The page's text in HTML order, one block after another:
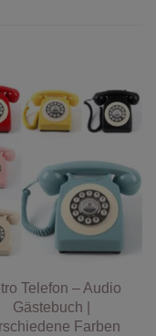
Telefon – Audio
Gästebuch |
Farben